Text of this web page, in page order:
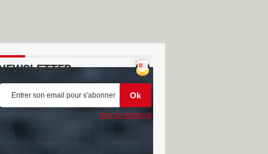
Voir un exemple